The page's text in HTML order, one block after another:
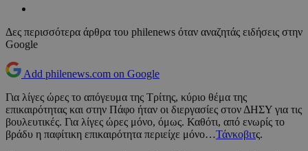
Δες περισσότερα άρθρα του philenews όταν αναζητάς ειδήσεις στην
Google
Add philenews.com on Google
Για λίγες ώρες το απόγευμα της Τρίτης, κύριο θέμα της
επικαιρότητας και στην Πάφο ήταν οι διεργασίες στον ΔΗΣΥ για τις
βουλευτικές. Για λίγες ώρες μόνο, όμως. Καθότι, από ενωρίς το
βράδυ η παφίτικη επικαιρότητα περιείχε μόνο…Τάνκοβιτς.